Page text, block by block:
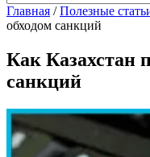
Главная /Полезные
обходом санкций
Как Казахстан
санкций